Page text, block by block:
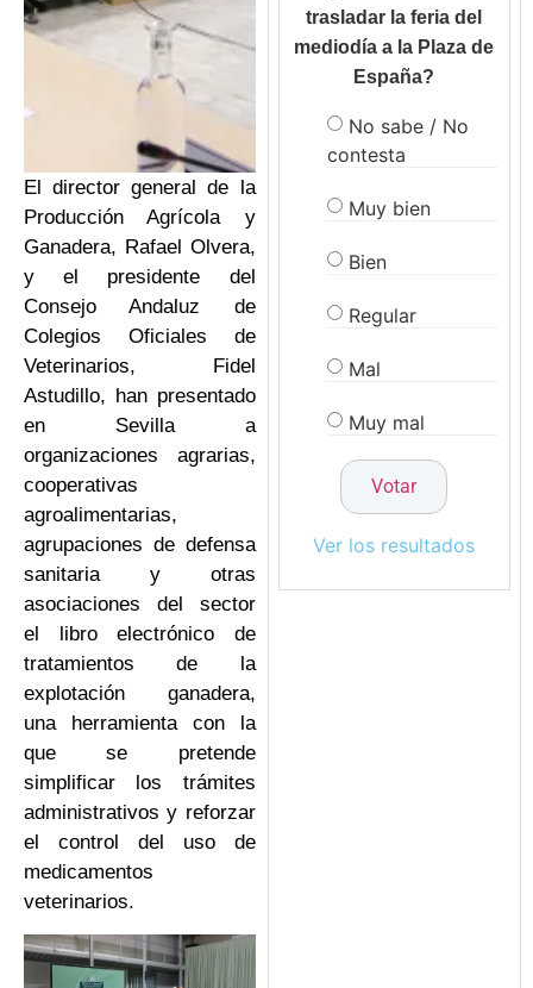
El director general de la
Producción Agrícola y
Ganadera, Rafael Olvera,
y el presidente del
Consejo Andaluz de
Colegios Oficiales de
Veterinarios, Fidel
Astudillo, han presentado
en Sevilla a
organizaciones agrarias,
cooperativas
agroalimentarias,
agrupaciones de defensa
sanitaria y otras
asociaciones del sector
el libro electrónico de
tratamientos de la
explotación ganadera,
una herramienta con la
que se pretende
simplificar los trámites
administrativos y reforzar
el control del uso de
medicamentos
veterinarios.
trasladar la feria del
mediodía a la Plaza de
España?
No sabe / No
contesta
Muy bien
Bien
Regular
Mal
Muy mal
Ver los resultados